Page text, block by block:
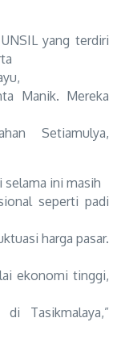
yang terdiri
Manik. Mereka
Setiamulya,
selama ini masih
seperti padi
harga pasar.
ekonomi tinggi,
Tasikmalaya,”